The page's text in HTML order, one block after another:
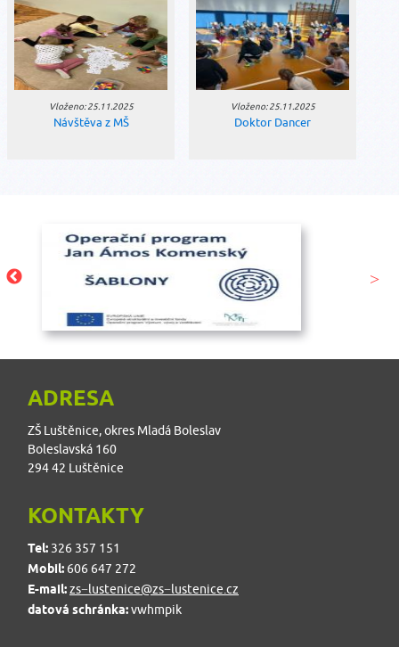
Vloženo: 25.11.2025
Návštěva z MŠ
Vloženo: 25.11.2025
Doktor Dancer
ADRESA
ZŠ Luštěnice, okres Mladá Boleslav
Boleslavská 160
294 42 Luštěnice
KONTAKTY
Tel: 326 357 151
Mobil: 606 647 272
E-mail:zs−lustenice@zs−lustenice.cz
datová schránka:vwhmpik